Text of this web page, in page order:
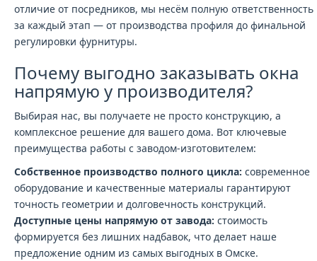
отличие от посредников, мы несём полную ответственность
за каждый этап — от производства профиля до финальной
регулировки фурнитуры.
Почему выгодно заказывать окна
напрямую у производителя?
Выбирая нас, вы получаете не просто конструкцию, а
комплексное решение для вашего дома. Вот ключевые
преимущества работы с заводом-изготовителем:
Собственное производство полного цикла: современное
оборудование и качественные материалы гарантируют
точность геометрии и долговечность конструкций.
Доступные цены напрямую от завода: стоимость
формируется без лишних надбавок, что делает наше
предложение одним из самых выгодных в Омске.